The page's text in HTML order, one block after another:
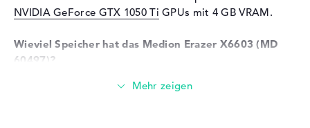
Audio
Soundkarte
Hi-Definition Audio
NVIDIA GeForce GTX 1050 Ti GPUs mit 4 GB VRAM.
Wieviel Speicher hat das Medion Erazer X6603 (MD
60497)?
Das Medion Erazer X6603 (MD 60497) wird mit 16 GB